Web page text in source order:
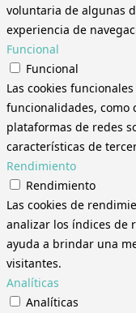
voluntaria de algunas
experiencia de
Funcional
Funcional
Las cookies
funcionalidades, como
plataformas de redes
características de
Rendimiento
Rendimiento
Las cookies de
analizar los índices de
ayuda a brindar una
visitantes.
Analíticas
Analíticas